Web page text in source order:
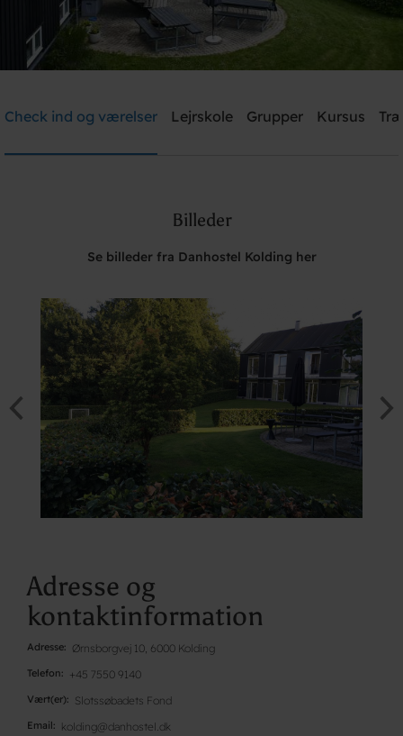
Brug for hjælp? Ring+45 7550 9140
Check ind og værelser Lejrskole Grupper Kursus
Billeder
Se billeder fra Danhostel Kolding her
Adresse og
kontaktinformation
Adresse Ørnsborgvej 10, 6000 Kolding
Telefon +45 7550 9140
Vært(er) Slotssøbadets Fond
Email kolding@danhostel.dk